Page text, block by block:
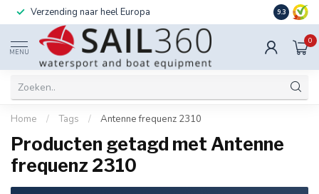
Verzending naar heel Europa Ook
9.3
MENU
0
Home / Tags / Antenne frequenz 2310
Producten getagd met Antenne
frequenz 2310